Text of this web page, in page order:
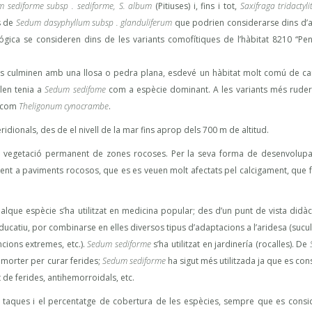
sediforme subsp . sediforme, S. album (Pitiuses) i, fins i tot, Saxifraga
de Sedum dasyphyllum subsp . glanduliferum que podrien considerarse dins
se consideren dins de les variants comofítiques de l’hàbitat 8210
culminen amb una llosa o pedra plana, esdevé un hàbitat molt comú de
tenia aSedum sedifomecom a espècie dominant. A les variants més
Theligonum cynocrambe.
des de el nivell de la mar fins aprop dels 700 m de altitud.
permanent de zones rocoses. Per la seva forma de
a paviments rocosos, que es es veuen molt afectats pel calcigament, que
espècie s’ha utilitzat en medicina popular; des d’un punt de vista
por combinarse en elles diversos tipus d’adaptacions a l’aridesa
extremes, etc.).Sedum sediformes’ha utilitzat en jardinería (rocalles). De
morter per curar ferides; Sedum sediformeha sigut més utilitzada ja que es
ferides, antihemorroidals, etc.
i el percentatge de cobertura de les espècies, sempre que es